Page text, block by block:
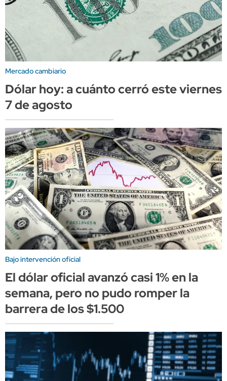
Mercado cambiario
Dólar hoy: a cuánto cerró este viernes
7 de agosto
Bajo intervención oficial
El dólar oficial avanzó casi 1% en la
semana, pero no pudo romper la
barrera de los $1.500